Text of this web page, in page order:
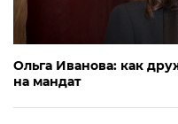
Ольга Иванова: как
на мандат